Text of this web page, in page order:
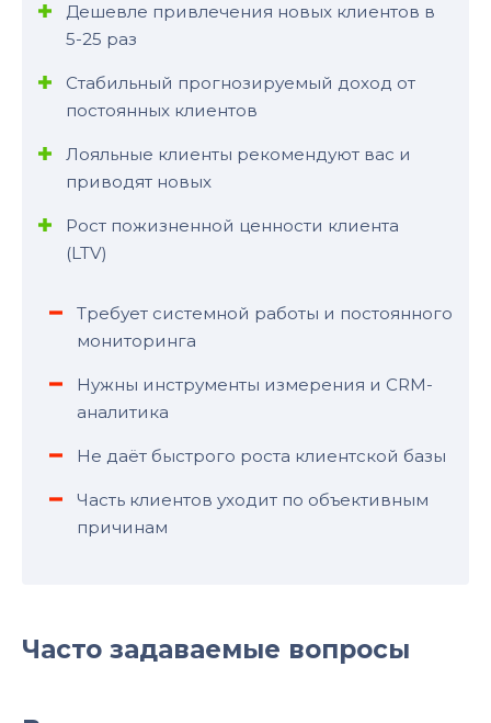
Дешевле привлечения новых клиентов в
5-25 раз
Стабильный прогнозируемый доход от
постоянных клиентов
Лояльные клиенты рекомендуют вас и
приводят новых
Рост пожизненной ценности клиента
(LTV)
Требует системной работы и постоянного
мониторинга
Нужны инструменты измерения и CRM-
аналитика
Не даёт быстрого роста клиентской базы
Часть клиентов уходит по объективным
причинам
Часто задаваемые вопросы